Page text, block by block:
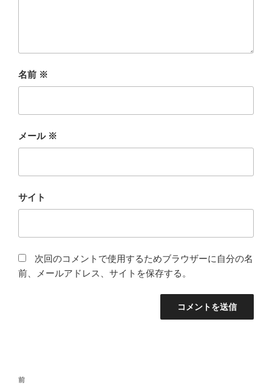
名前 ※
メール ※
サイト
次回のコメントで使用するためブラウザーに自分の名
前、メールアドレス、サイトを保存する。
投
前
前